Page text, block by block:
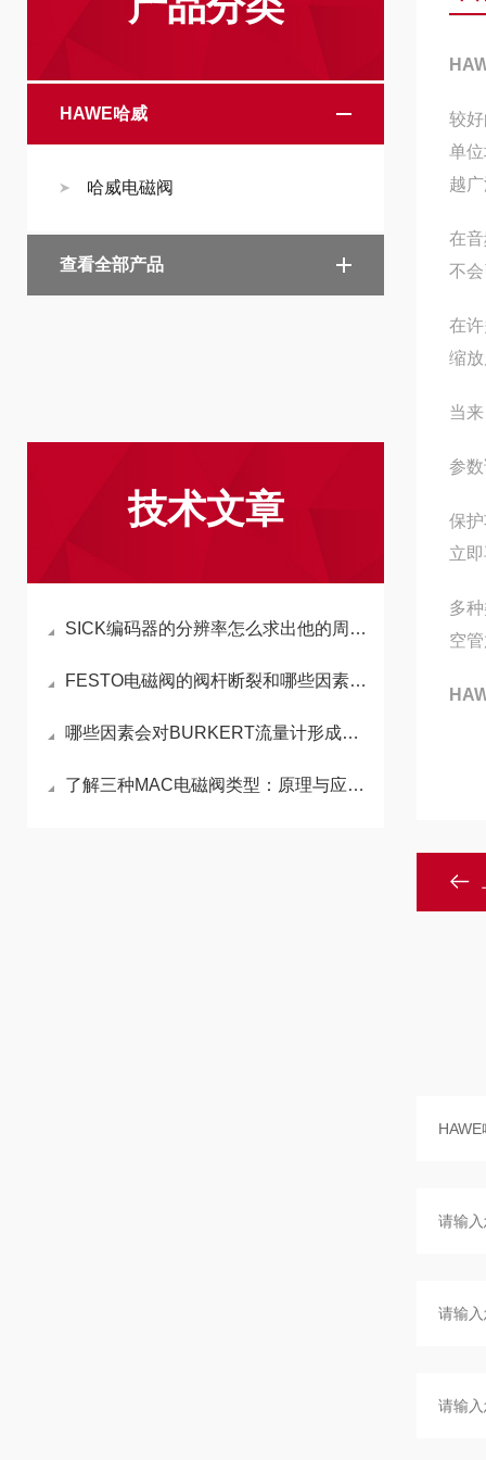
HAWE哈威
哈威电磁阀
查看全部产品
技术文章
SICK编码器的分辨率怎么求出他的周期和频率？
FESTO电磁阀的阀杆断裂和哪些因素有关呢？
哪些因素会对BURKERT流量计形成干扰
了解三种MAC电磁阀类型：原理与应用解析
较
单
越
在
不
在
缩
当
参
保
立
多
空